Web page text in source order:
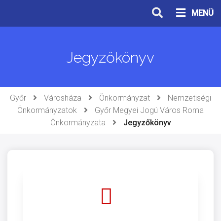
tartalomhoz
MENÜ
Jegyzőkönyv
Győr Városháza Önkormányzat
Nemzetiségi
Önkormányzatok
Győr Megyei Jogú Város Roma
Önkormányzata
Jegyzőkönyv